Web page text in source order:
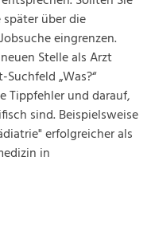
über die
eingrenzen.
Stelle als Arzt
„Was?“
Tippfehler und darauf,
sind. Beispielsweise
erfolgreicher als
in